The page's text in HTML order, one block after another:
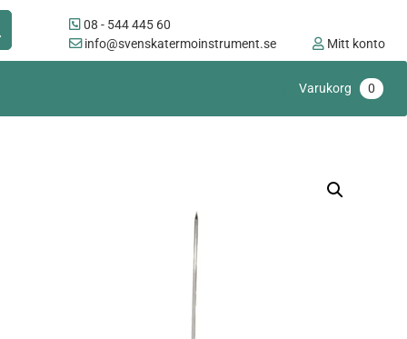
08 - 544 445 60
info@svenskatermoinstrument.se
Mitt konto
Varukorg 0